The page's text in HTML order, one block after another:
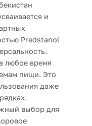
и
Predstanol
любое время
пищи. Это
даже
выбор для